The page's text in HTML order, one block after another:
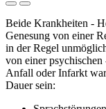
Beide Krankheiten -
Genesung von einer
in der Regel
von einer
Anfall oder Infarkt
Dauer sein: